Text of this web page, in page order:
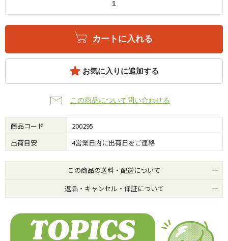
カートに入れる
お気に入りに追加する
この商品について問い合わせる
商品コード
200295
出荷目安
4営業日内に出荷日をご連絡
この商品の送料・配送について
返品・キャンセル・保証について